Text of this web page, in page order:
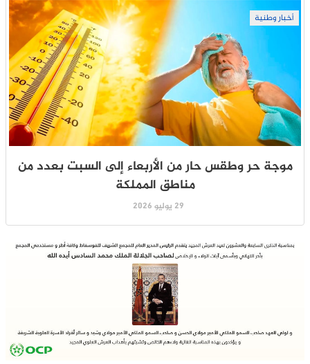
أخبار وطنية
موجة حر وطقس حار من الأربعاء إلى السبت بعدد من
مناطق المملكة
29 يوليو 2026